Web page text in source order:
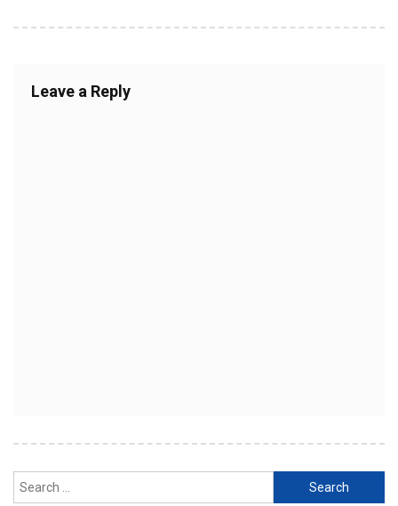
Leave a Reply
Search